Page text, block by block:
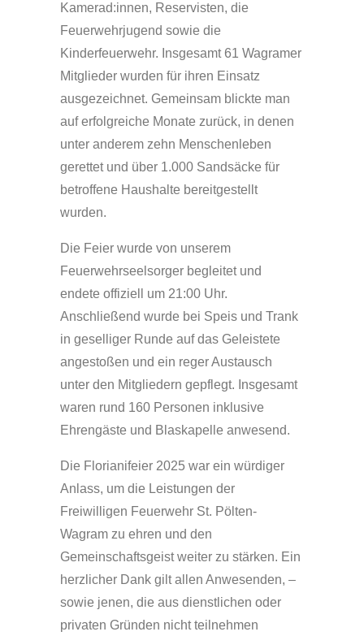
Kamerad:innen, Reservisten, die
Feuerwehrjugend sowie die
Kinderfeuerwehr. Insgesamt 61 Wagramer
Mitglieder wurden für ihren Einsatz
ausgezeichnet. Gemeinsam blickte man
auf erfolgreiche Monate zurück, in denen
unter anderem zehn Menschenleben
gerettet und über 1.000 Sandsäcke für
betroffene Haushalte bereitgestellt
wurden.
Die Feier wurde von unserem
Feuerwehrseelsorger begleitet und
endete offiziell um 21:00 Uhr.
Anschließend wurde bei Speis und Trank
in geselliger Runde auf das Geleistete
angestoßen und ein reger Austausch
unter den Mitgliedern gepflegt. Insgesamt
waren rund 160 Personen inklusive
Ehrengäste und Blaskapelle anwesend.
Die Florianifeier 2025 war ein würdiger
Anlass, um die Leistungen der
Freiwilligen Feuerwehr St. Pölten-
Wagram zu ehren und den
Gemeinschaftsgeist weiter zu stärken. Ein
herzlicher Dank gilt allen Anwesenden, –
sowie jenen, die aus dienstlichen oder
privaten Gründen nicht teilnehmen